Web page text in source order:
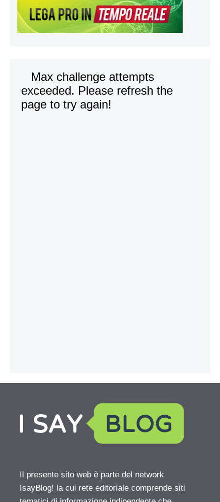
Il presente sito web è parte del network
IsayBlog! la cui rete editoriale comprende siti